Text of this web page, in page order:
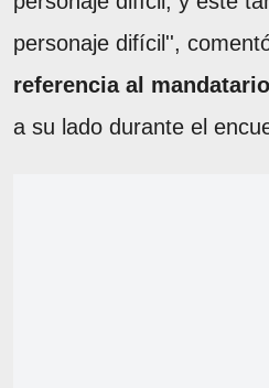
personaje difícil'',
referencia al
a su lado durante el